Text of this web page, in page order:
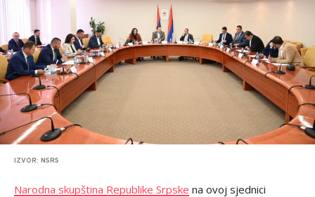
IZVOR: NSRS
Narodna skupština Republike Srpske na ovoj sjednici